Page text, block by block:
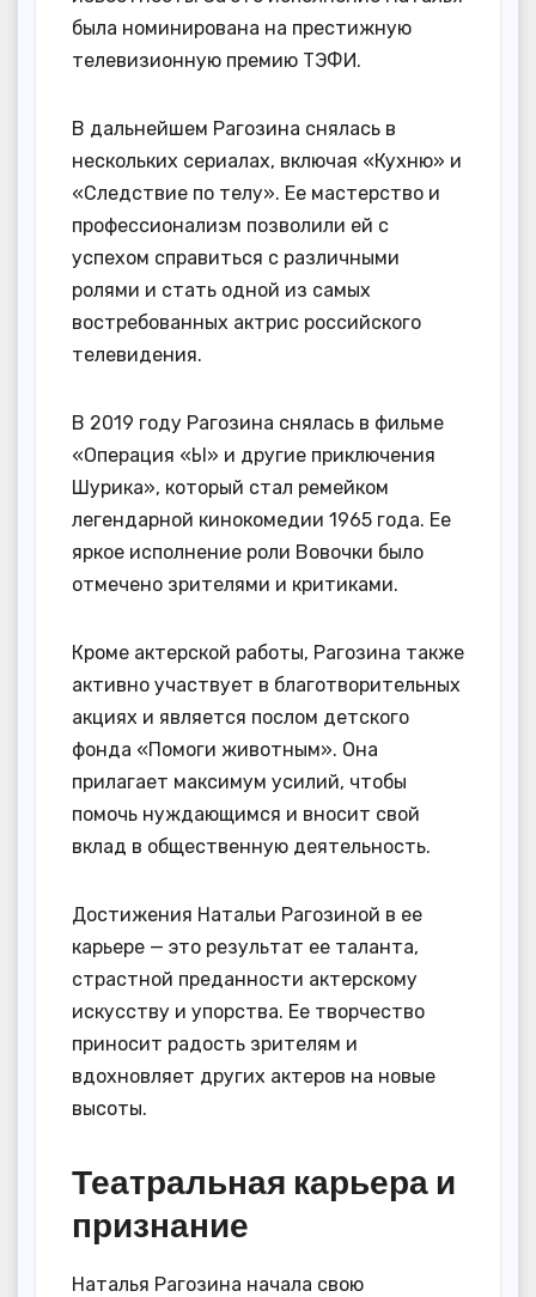
была номинирована на престижную
телевизионную премию ТЭФИ.
В дальнейшем Рагозина снялась в
нескольких сериалах, включая «Кухню» и
«Следствие по телу». Ее мастерство и
профессионализм позволили ей с
успехом справиться с различными
ролями и стать одной из самых
востребованных актрис российского
телевидения.
В 2019 году Рагозина снялась в фильме
«Операция «Ы» и другие приключения
Шурика», который стал ремейком
легендарной кинокомедии 1965 года. Ее
яркое исполнение роли Вовочки было
отмечено зрителями и критиками.
Кроме актерской работы, Рагозина также
активно участвует в благотворительных
акциях и является послом детского
фонда «Помоги животным». Она
прилагает максимум усилий, чтобы
помочь нуждающимся и вносит свой
вклад в общественную деятельность.
Достижения Натальи Рагозиной в ее
карьере — это результат ее таланта,
страстной преданности актерскому
искусству и упорства. Ее творчество
приносит радость зрителям и
вдохновляет других актеров на новые
высоты.
Театральная карьера и
признание
Наталья Рагозина начала свою